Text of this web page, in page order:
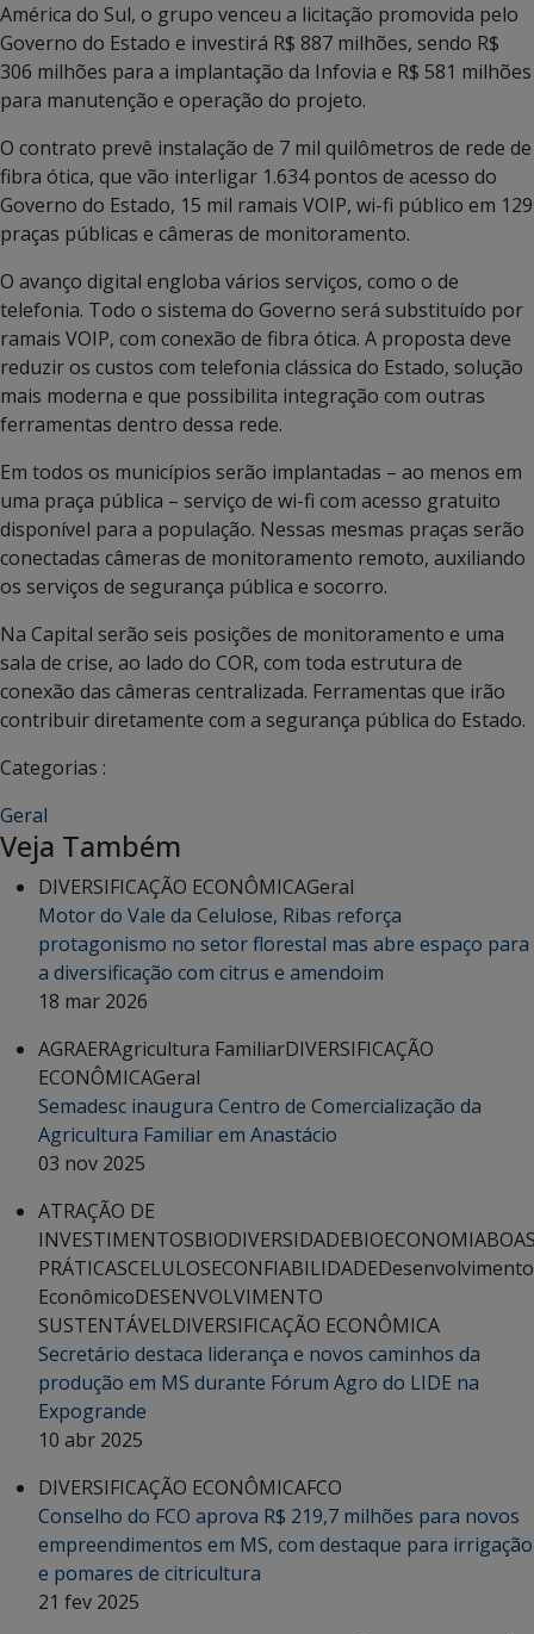
América do Sul, o grupo venceu a licitação promovida pelo
Governo do Estado e investirá R$ 887 milhões, sendo R$
306 milhões para a implantação da Infovia e R$ 581 milhões
para manutenção e operação do projeto.
O contrato prevê instalação de 7 mil quilômetros de rede de
fibra ótica, que vão interligar 1.634 pontos de acesso do
Governo do Estado, 15 mil ramais VOIP, wi-fi público em 129
praças públicas e câmeras de monitoramento.
O avanço digital engloba vários serviços, como o de
telefonia. Todo o sistema do Governo será substituído por
ramais VOIP, com conexão de fibra ótica. A proposta deve
reduzir os custos com telefonia clássica do Estado, solução
mais moderna e que possibilita integração com outras
ferramentas dentro dessa rede.
Em todos os municípios serão implantadas – ao menos em
uma praça pública – serviço de wi-fi com acesso gratuito
disponível para a população. Nessas mesmas praças serão
conectadas câmeras de monitoramento remoto, auxiliando
os serviços de segurança pública e socorro.
Na Capital serão seis posições de monitoramento e uma
sala de crise, ao lado do COR, com toda estrutura de
conexão das câmeras centralizada. Ferramentas que irão
contribuir diretamente com a segurança pública do Estado.
Categorias :
Geral
Veja Também
DIVERSIFICAÇÃO ECONÔMICAGeral
Motor do Vale da Celulose, Ribas reforça
protagonismo no setor florestal mas abre espaço para
a diversificação com citrus e amendoim
18 mar 2026
AGRAERAgricultura FamiliarDIVERSIFICAÇÃO
ECONÔMICAGeral
Semadesc inaugura Centro de Comercialização da
Agricultura Familiar em Anastácio
03 nov 2025
ATRAÇÃO DE
INVESTIMENTOSBIODIVERSIDADEBIOECONOMIA
PRÁTICASCELULOSECONFIABILIDADEDesenvolvimento
EconômicoDESENVOLVIMENTO
SUSTENTÁVELDIVERSIFICAÇÃO ECONÔMICA
Secretário destaca liderança e novos caminhos da
produção em MS durante Fórum Agro do LIDE na
Expogrande
10 abr 2025
DIVERSIFICAÇÃO ECONÔMICAFCO
Conselho do FCO aprova R$ 219,7 milhões para novos
empreendimentos em MS, com destaque para irrigação
e pomares de citricultura
21 fev 2025